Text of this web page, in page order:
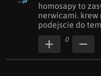
homosapy to
nerwicami.
podejscie do
0